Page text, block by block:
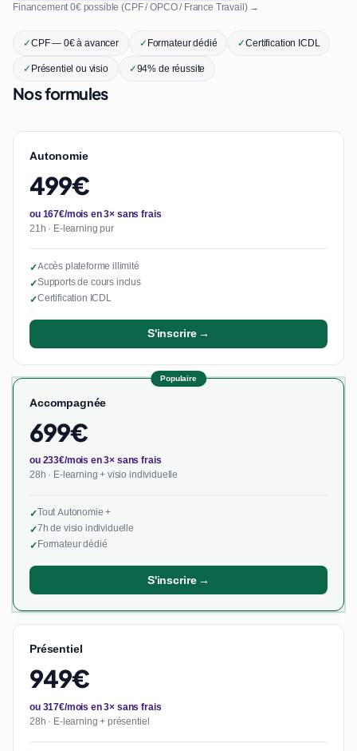
Financement 0€ possible (CPF / OPCO / France Travail) →
✓CPF — 0€ à avancer ✓Formateur dédié ✓Certification ICDL
✓Présentiel ou visio ✓94% de réussite
Nos formules
Autonomie
499€
ou 167€/mois en 3× sans frais
21h · E-learning pur
✓Accès plateforme illimité
✓Supports de cours inclus
✓Certification ICDL
S'inscrire →
Populaire
Accompagnée
699€
ou 233€/mois en 3× sans frais
28h · E-learning + visio individuelle
✓Tout Autonomie +
✓7h de visio individuelle
✓Formateur dédié
S'inscrire →
Présentiel
949€
ou 317€/mois en 3× sans frais
28h · E-learning + présentiel